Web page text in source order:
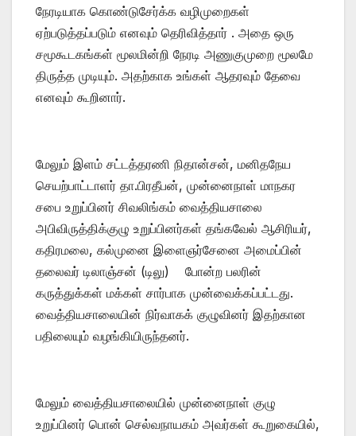
நேரடியாக கொண்டுசேர்க்க வழிமுறைகள்
ஏற்படுத்தப்படும் எனவும் தெரிவித்தார் . அதை ஒரு
சமூகூடகங்கள் மூலமின்றி நேரடி அணுகுமுறை மூலமே
திருத்த முடியும். அதற்காக உங்கள் ஆதரவும் தேவை
எனவும் கூறினார்.
மேலும் இளம் சட்டத்தரணி நிதான்சன், மனிதநேய
செயற்பாட்டாளர் தா.பிரதீபன், முன்னைநாள் மாநகர
சபை உறுப்பினர் சிவலிங்கம் வைத்தியசாலை
அபிவிருத்திக்குழு உறுப்பினர்கள் தங்கவேல் ஆசிரியர்,
கதிரமலை, கல்முனை இளைஞர்சேனை அமைப்பின்
தலைவர் டிலாஞ்சன் (டிலு) போன்ற பலரின்
கருத்துக்கள் மக்கள் சார்பாக முன்வைக்கப்பட்டது.
வைத்தியசாலையின் நிர்வாகக் குழுவினர் இதற்கான
பதிலையும் வழங்கியிருந்தனர்.
மேலும் வைத்தியசாலையில் முன்னைநாள் குழு
உறுப்பினர் பொன் செல்வநாயகம் அவர்கள் கூறுகையில்,